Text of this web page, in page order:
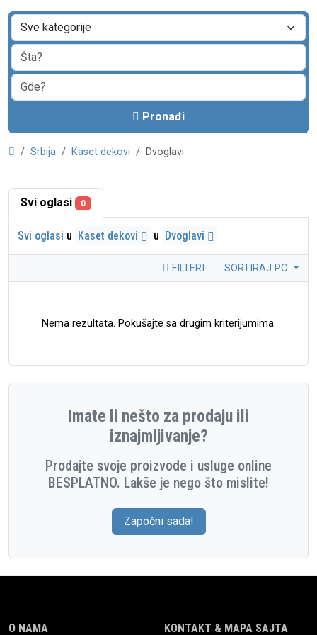
Pronađi
Srbija Kaset dekovi Dvoglavi
Svi oglasi 0
Svi oglasi u Kaset dekovi u Dvoglavi
FILTERI SORTIRAJ PO
Nema rezultata. Pokušajte sa drugim kriterijumima.
Imate li nešto za prodaju ili
iznajmljivanje?
Prodajte svoje proizvode i usluge online
BESPLATNO. Lakše je nego što mislite!
Započni sada!
O NAMA KONTAKT & MAPA SAJTA